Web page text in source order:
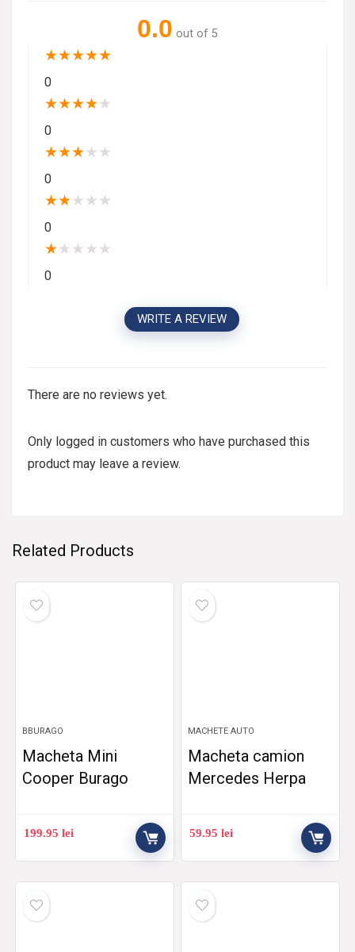
0.0 out of 5
★★★★★
0
★★★★★
0
★★★★ ★
0
★★★ ★ ★
0
★★ ★ ★ ★
0
WRITE A REVIEW
There are no reviews yet.
Only logged in customers who have purchased this
product may leave a review.
Related Products
BBURAGO
Macheta Mini
Cooper Burago
199.95lei
MACHETE AUTO
Macheta camion
Mercedes Herpa
59.95lei